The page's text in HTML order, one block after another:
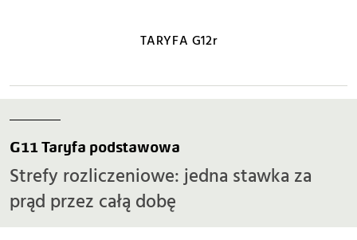
TARYFA G12r
G11 Taryfa podstawowa
Strefy rozliczeniowe: jedna stawka za
prąd przez całą dobę